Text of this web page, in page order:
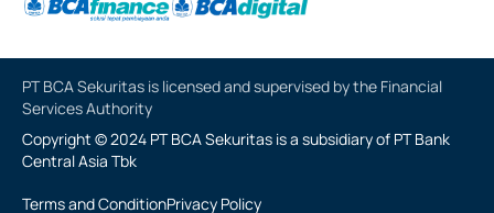
PT BCA Sekuritas is licensed and supervised by the Financial
Services Authority
Copyright © 2024 PT BCA Sekuritas is a subsidiary of PT Bank
Central Asia Tbk
Terms and ConditionPrivacy Policy